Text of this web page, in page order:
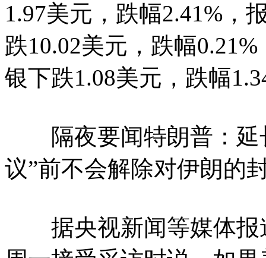
1.97美元，跌幅2.41%，
跌10.02美元，跌幅
银下跌1.08美元，跌幅
隔夜要闻特朗普：延
议”前不会解除对伊朗的
据央视新闻等媒体报